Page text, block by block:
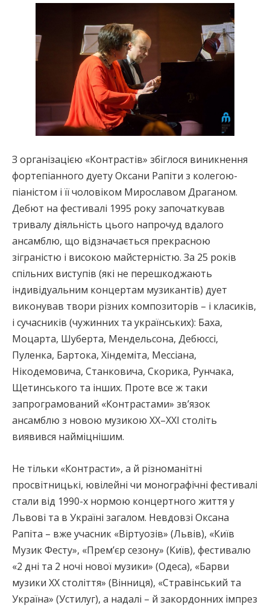
З організацією «Контрастів» збіглося виникнення
фортепіанного дуету Оксани Рапіти з колегою-
піаністом і її чоловіком Мирославом Драганом.
Дебют на фестивалі 1995 року започаткував
тривалу діяльність цього напрочуд вдалого
ансамблю, що відзначається прекрасною
зіграністю і високою майстерністю. За 25 років
спільних виступів (які не перешкоджають
індивідуальним концертам музикантів) дует
виконував твори різних композиторів – і класиків,
і сучасників (чужинних та українських): Баха,
Моцарта, Шуберта, Мендельсона, Дебюссі,
Пуленка, Бартока, Хіндеміта, Мессіана,
Нікодемовича, Станковича, Скорика, Рунчака,
Щетинського та інших. Проте все ж таки
запрограмований «Контрастами» зв’язок
ансамблю з новою музикою ХХ–ХХІ століть
виявився найміцнішим.
Не тільки «Контрасти», а й різноманітні
просвітницькі, ювілейні чи монографічні фестивалі
стали від 1990-х нормою концертного життя у
Львові та в Україні загалом. Невдовзі Оксана
Рапіта – вже учасник «Віртуозів» (Львів), «Київ
Музик Фесту», «Прем’єр сезону» (Київ), фестивалю
«2 дні та 2 ночі нової музики» (Одеса), «Барви
музики ХХ століття» (Вінниця), «Стравінський та
Україна» (Устилуг), а надалі – й закордонних імпрез